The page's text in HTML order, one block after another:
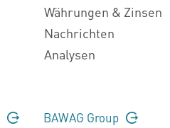
Währungen & Zinsen
Nachrichten
Analysen
BAWAG Group